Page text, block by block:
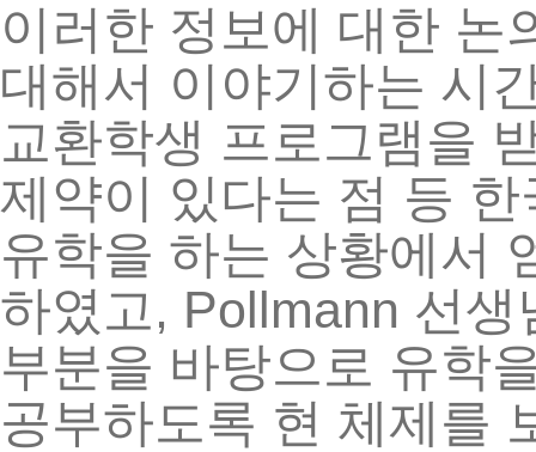
이러한 정보에 대한 논
대해서 이야기하는 시
교환학생 프로그램을
제약이
있다는 점 등 한
유학을 하는 상황에서
하였고, Pollmann 선생
부분을 바탕으로 유학
공부하도록 현 체제를